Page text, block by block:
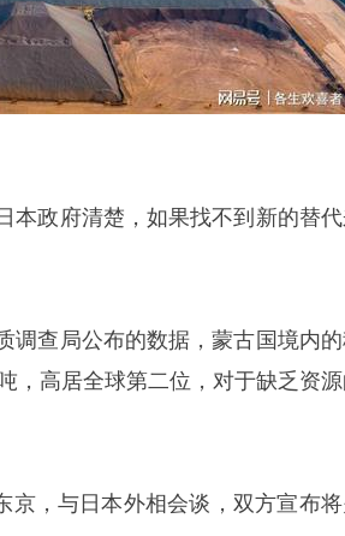
本政府清楚，如果找不到新的替
调查局公布的数据，蒙古国境内
，高居全球第二位，对于缺乏资
京，与日本外相会谈，双方宣布